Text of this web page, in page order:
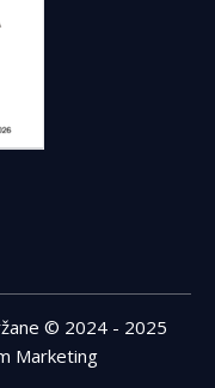
© 2024 - 2025
Marketing